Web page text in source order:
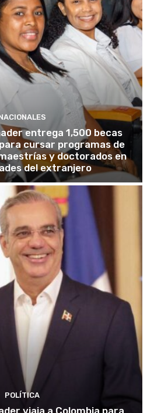
entrega 1,500 becas
cursar programas de
y doctorados en
del extranjero
POLÍTICA
viaja a Colombia para